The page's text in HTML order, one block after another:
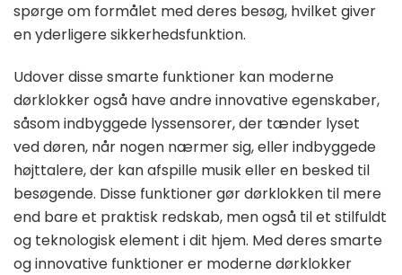
spørge om formålet med deres besøg, hvilket giver
en yderligere sikkerhedsfunktion.
Udover disse smarte funktioner kan moderne
dørklokker også have andre innovative egenskaber,
såsom indbyggede lyssensorer, der tænder lyset
ved døren, når nogen nærmer sig, eller indbyggede
højttalere, der kan afspille musik eller en besked til
besøgende. Disse funktioner gør dørklokken til mere
end bare et praktisk redskab, men også til et stilfuldt
og teknologisk element i dit hjem. Med deres smarte
og innovative funktioner er moderne dørklokker